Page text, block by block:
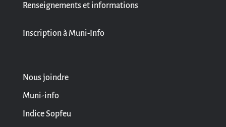
Renseignements et informations
Inscription à Muni-Info
Nous joindre
Muni-info
Indice Sopfeu